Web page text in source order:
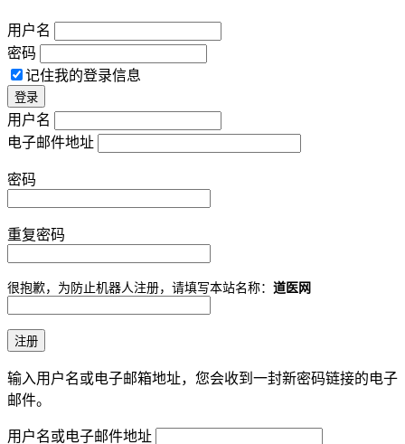
用户名
密码
记住我的登录信息
用户名
电子邮件地址
密码
重复密码
很抱歉，为防止机器人注册，请填写本站名称： 道医网
输入用户名或电子邮箱地址，您会收到一封新密码链接的电子
邮件。
用户名或电子邮件地址